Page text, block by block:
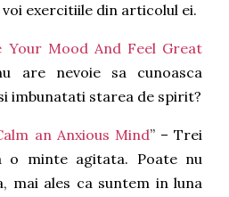
exercitiile din articolul ei.
Your Mood And Feel Great
are nevoie sa cunoasca
imbunatati starea de spirit?
an Anxious Mind” – Trei
o minte agitata. Poate nu
mai ales ca suntem in luna